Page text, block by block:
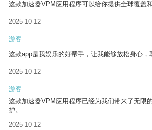
这款加速器VPM应用程序可以给你提供全球覆盖
2025-10-12
游客
这款app是我娱乐的好帮手，让我能够放松身心，
2025-10-12
游客
这款加速器VPM应用程序已经为我们带来了无限
护。
2025-10-12